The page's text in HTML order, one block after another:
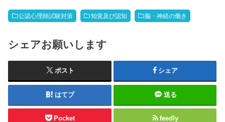
公認心理師試験対策 知覚及び認知 脳・神経の働き
シェアお願いします
ポスト シェア
はてブ 送る
Pocket feedly